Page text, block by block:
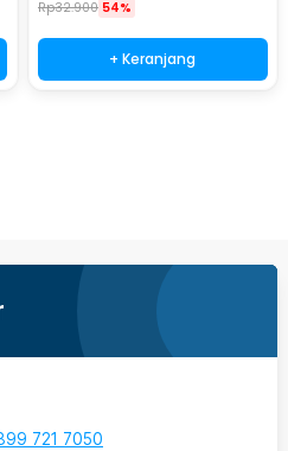
Rp32.900 54%
+ Keranjang
721 7050